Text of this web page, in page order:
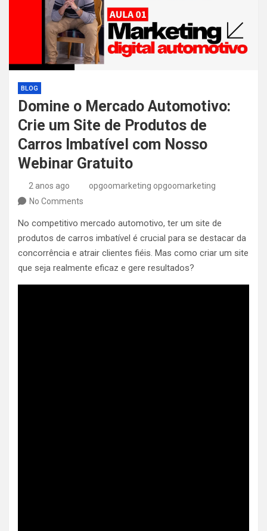
BLOG
Domine o Mercado Automotivo:
Crie um Site de Produtos de
Carros Imbatível com Nosso
Webinar Gratuito
2 anos ago
opgoomarketing opgoomarketing
No Comments
No competitivo mercado automotivo, ter um site de
produtos de carros imbatível é crucial para se destacar da
concorrência e atrair clientes fiéis. Mas como criar um site
que seja realmente eficaz e gere resultados?